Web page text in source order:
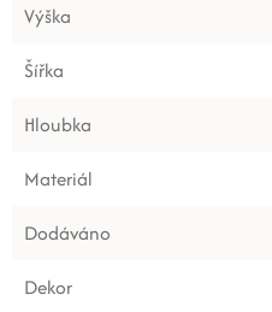
Výška
Šířka
Hloubka
Materiál
Dodáváno
Dekor